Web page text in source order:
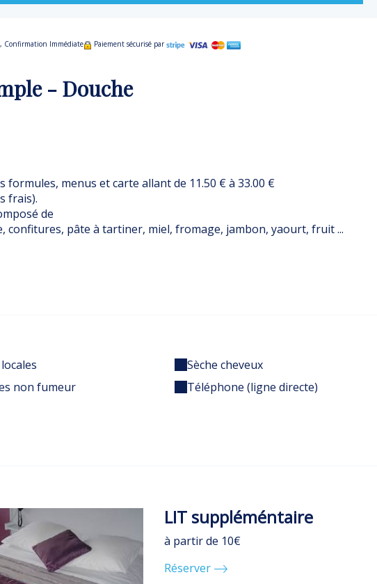
Confirmation Immédiate Paiement sécurisé par
- Douche
menus et carte allant de 11.50 € à 33.00 €
frais).
de
confitures, pâte à tartiner, miel, fromage, jambon, yaourt, fruit ...
non fumeur
Sèche cheveux
Téléphone (ligne directe)
LIT suppléméntaire
à partir de 10€
Réserver